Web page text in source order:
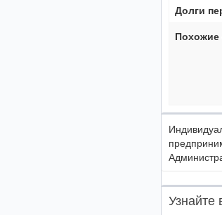
Долги
Похожие
Узнайте